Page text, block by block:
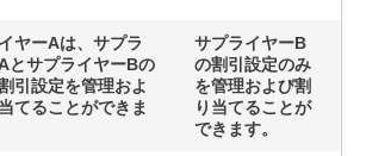
ヤーAは、サプラ
とサプライヤーBの
引設定を管理およ
てることができま
サプライヤーB
の割引設定のみ
を管理および割
り当てることが
できます。